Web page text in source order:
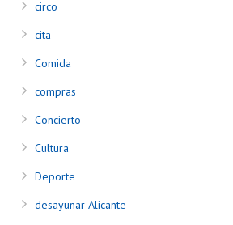
circo
cita
Comida
compras
Concierto
Cultura
Deporte
desayunar Alicante